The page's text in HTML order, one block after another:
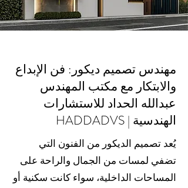
مهندس تصميم ديكور: فن الإبداع
والابتكار مع مكتب المهندس
عبدالله الحداد للاستشارات
الهندسية | HADDADVS
يُعد تصميم الديكور من الفنون التي
تضفي لمسات من الجمال والراحة على
المساحات الداخلية، سواء كانت سكنية أو